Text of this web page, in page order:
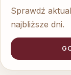
Sprawdź
najbliższe dni.